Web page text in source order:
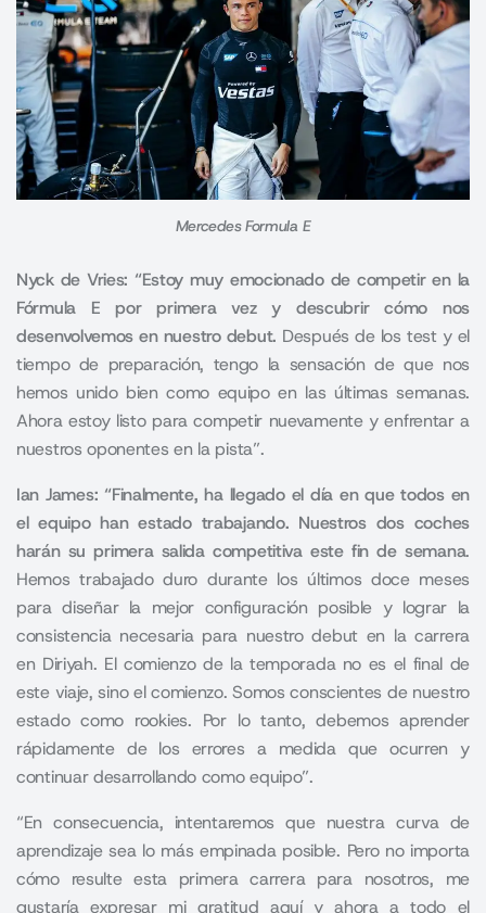
Mercedes Formula E
Nyck de Vries: “Estoy muy emocionado de competir en la
Fórmula E por primera vez y descubrir cómo nos
desenvolvemos en nuestro debut. Después de los test y el
tiempo de preparación, tengo la sensación de que nos
hemos unido bien como equipo en las últimas semanas.
Ahora estoy listo para competir nuevamente y enfrentar a
nuestros oponentes en la pista”.
Ian James: “Finalmente, ha llegado el día en que todos en
el equipo han estado trabajando. Nuestros dos coches
harán su primera salida competitiva este fin de semana.
Hemos trabajado duro durante los últimos doce meses
para diseñar la mejor configuración posible y lograr la
consistencia necesaria para nuestro debut en la carrera
en Diriyah. El comienzo de la temporada no es el final de
este viaje, sino el comienzo. Somos conscientes de nuestro
estado como rookies. Por lo tanto, debemos aprender
rápidamente de los errores a medida que ocurren y
continuar desarrollando como equipo”.
“En consecuencia, intentaremos que nuestra curva de
aprendizaje sea lo más empinada posible. Pero no importa
cómo resulte esta primera carrera para nosotros, me
gustaría expresar mi gratitud aquí y ahora a todo el